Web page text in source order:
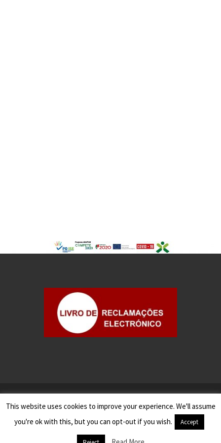
This website uses cookies to improve your experience. We'll assume
you're ok with this, but you can opt-out if you wish.
Accept